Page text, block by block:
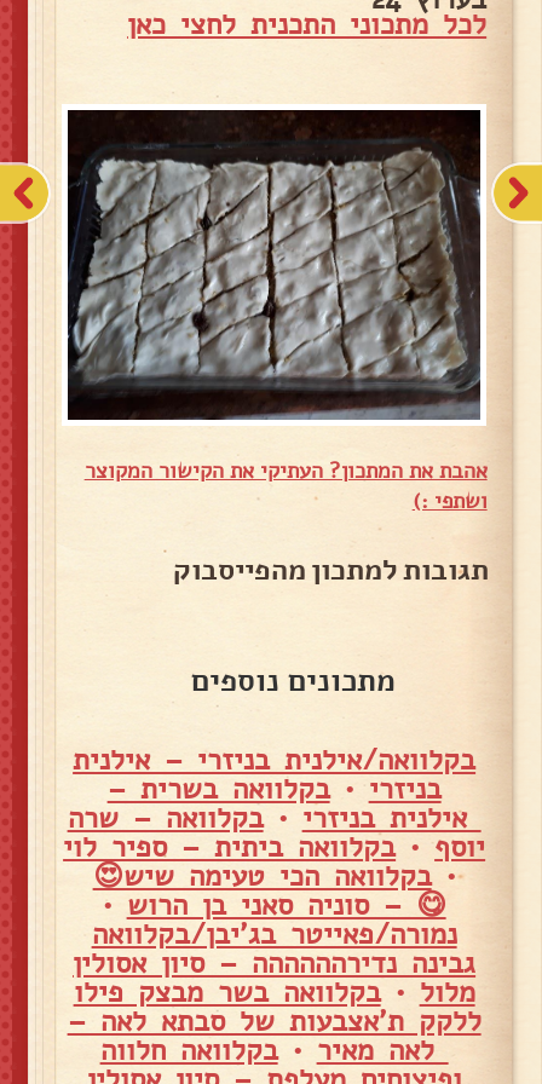
לכל מתכוני התכנית לחצי כאן
אהבת את המתכון? העתיקי את הקישור המקוצר
ושתפי :)
תגובות למתכון מהפייסבוק
מתכונים נוספים
בקלוואה/אילנית בניזרי – אילנית
בניזרי•בקלוואה בשרית –
אילנית בניזרי •בקלוואה – שרה
יוסף•בקלוואה ביתית – ספיר לוי
•בקלוואה הכי טעימה שיש😍
😋 – סוניה סאני בן הרוש •
נמורה/פאייטר בג'יבן/בקלוואה
גבינה נדירהההההה – סיון אסולין
מלול •בקלוואה בשר מבצק פילו
ללקק ת'אצבעות של סבתא לאה –
לאה מאיר •בקלוואה חלווה